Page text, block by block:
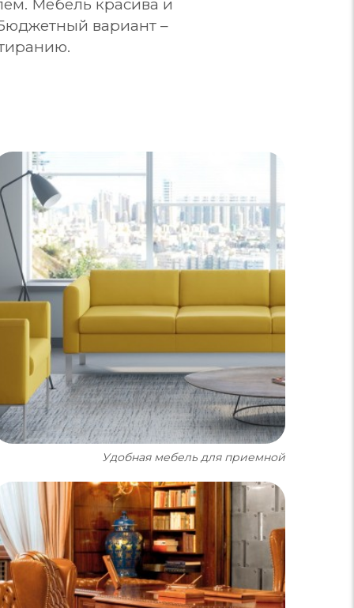
Мебель красива и
вариант –
Удобная мебель для приемной